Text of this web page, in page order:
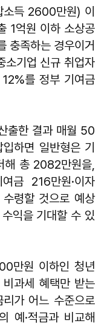
득 2600만원) 이
1억원 이하 소상공
충족하는 경우이거
소기업 신규 취업자
를 정부 기여금
출한 결과 매월 50
하면 일반형은 기
해 총 2082만원을,
금 216만원·이자
령할 것으로 예상
익을 기대할 수 있
만원 이하인 청년
과세 혜택만 받는
가 어느 수준으로
예·적금과 비교해